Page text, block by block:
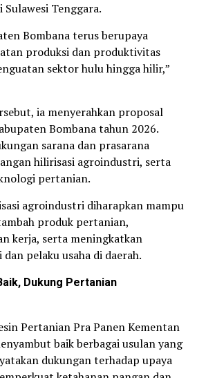
Tenggara.
Bombana terus berupaya
produksi dan produktivitas
sektor hulu hingga hilir,”
ia menyerahkan proposal
Bombana tahun 2026.
sarana dan prasarana
hilirisasi agroindustri, serta
pertanian.
agroindustri diharapkan mampu
produk pertanian,
kerja, serta meningkatkan
pelaku usaha di daerah.
Dukung Pertanian
Pertanian Pra Panen Kementan
baik berbagai usulan yang
dukungan terhadap upaya